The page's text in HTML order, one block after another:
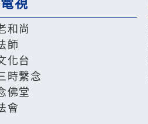
視
和尚
師
化台
時繫念
佛堂
會